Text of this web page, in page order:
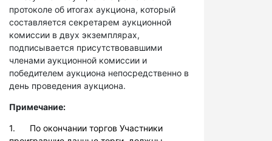
протоколе об итогах аукциона, который
составляется секретарем аукционной
комиссии в двух экземплярах,
подписывается присутствовавшими
членами аукционной комиссии и
победителем аукциона непосредственно в
день проведения аукциона.
Примечание:
1. По окончании торгов Участники